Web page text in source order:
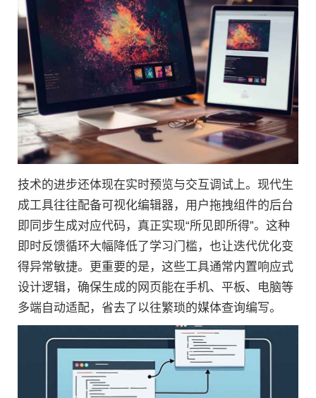
技术的进步还体现在实时预览与交互调试上。现代生
成工具往往配备可视化编辑器，用户拖拽组件的后台
即同步生成对应代码，真正实现“所见即所得”。这种
即时反馈循环大幅降低了学习门槛，也让迭代优化变
得异常敏捷。更重要的是，这些工具通常内置响应式
设计逻辑，确保生成的网页能在手机、平板、电脑等
多端自动适配，省去了以往繁琐的媒体查询编写。